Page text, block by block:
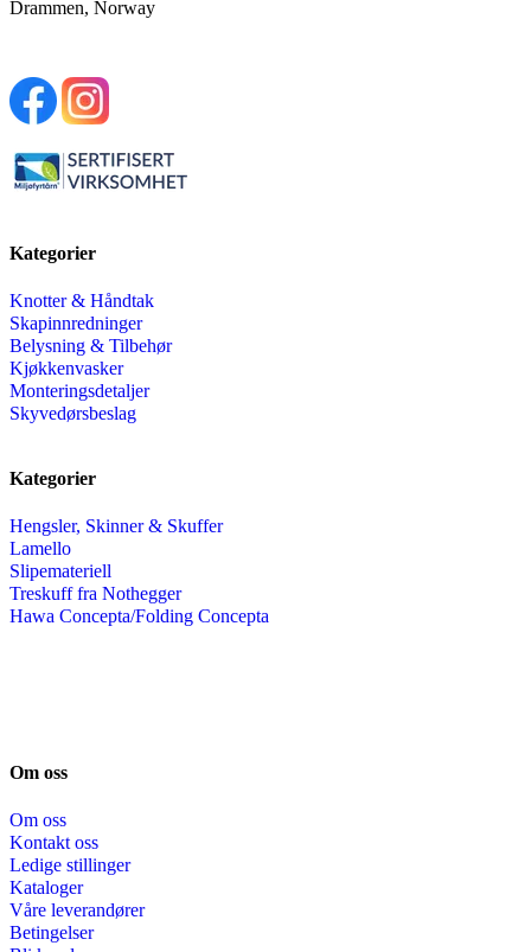
Drammen, Norway
Kategorier
Knotter & Håndtak
Skapinnredninger
Belysning & Tilbehør
Kjøkkenvasker
Monteringsdetaljer
Skyvedørsbeslag
Kategorier
Hengsler, Skinner & Skuffer
Lamello
Slipemateriell
Treskuff fra Nothegger
Hawa Concepta/Folding Concepta
Om oss
Om oss
Kontakt oss
Ledige stillinger
Kataloger
Våre leverandører
Betingelser